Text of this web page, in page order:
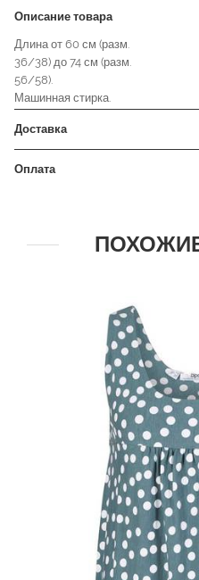
Описание товара
Длина от 60 см (разм.
36/38) до 74 см (разм.
56/58).
Машинная стирка.
Доставка
Оплата